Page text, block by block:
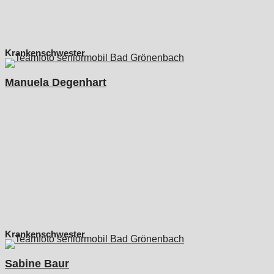
Krankenschwester
Manuela Degenhart
Krankenschwester
Sabine Baur